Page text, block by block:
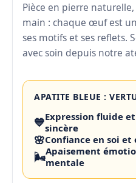
Pièce en pierre
main : chaque œuf est
ses motifs et ses reflets.
avec soin depuis notre
APATITE BLEUE :
💙Expression fluide
sincère
🌸Confiance en soi
🌬️Apaisement
mentale